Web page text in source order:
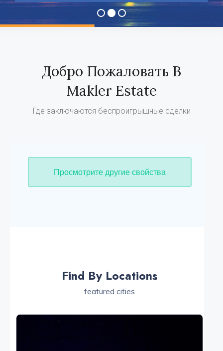
Добро Пожаловать В
Makler Estate
Где заключаются беспроигрышные сделки